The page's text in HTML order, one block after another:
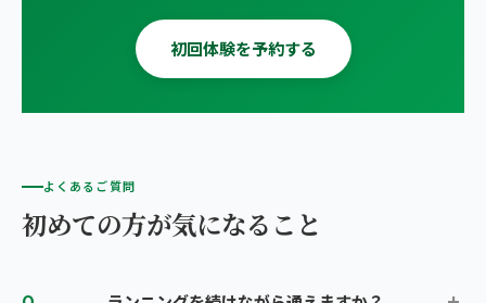
初回体験を予約する
よくあるご質問
初めての方が気になること